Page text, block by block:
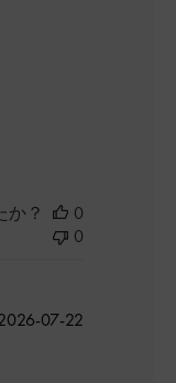
か？
0
0
公
07-22